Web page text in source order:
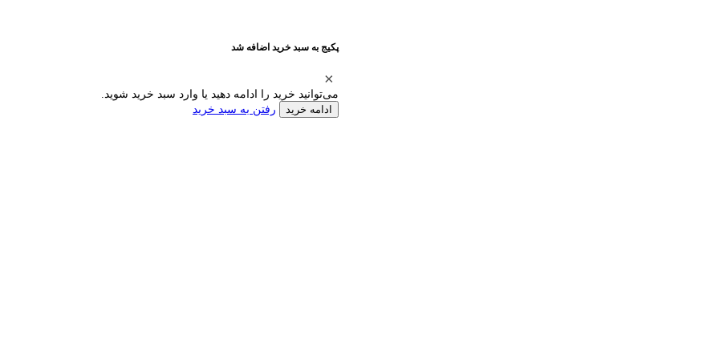
پکیج به سبد خرید اضافه شد
می‌توانید خرید را ادامه دهید یا وارد سبد خرید شوید.
ادامه خرید رفتن به سبد خرید